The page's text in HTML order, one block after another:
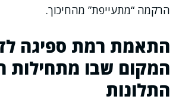
הרקמה “מתעייפת” מהחיכוך.
התאמת רמת ספיגה
המקום שבו מתחילות
התלונות